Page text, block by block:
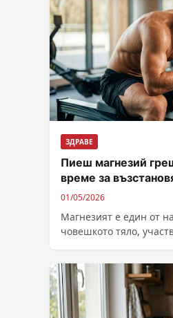
ЗДРАВЕ
Пиеш магнезий
време за
01/05/2026
Магнезият е един от
човешкото тяло,